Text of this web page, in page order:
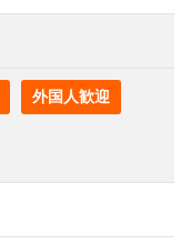
外国人歓迎